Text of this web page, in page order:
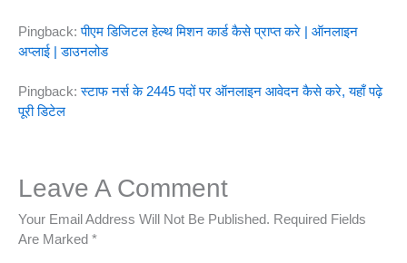
Pingback:पीएम डिजिटल हेल्थ मिशन कार्ड कैसे प्राप्त करे | ऑनलाइन
अप्लाई | डाउनलोड
Pingback:स्टाफ नर्स के 2445 पदों पर ऑनलाइन आवेदन कैसे करे, यहाँ पढ़े
पूरी डिटेल
Leave A Comment
Your Email Address Will Not Be Published. Required Fields
Are Marked *